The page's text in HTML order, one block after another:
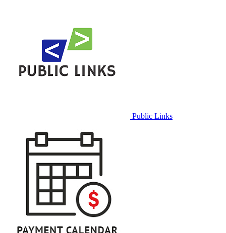
Public Links